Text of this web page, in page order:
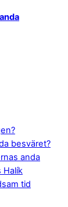
besväret?
anda
Halík
tid